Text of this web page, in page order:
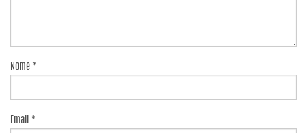
Nome *
Email *